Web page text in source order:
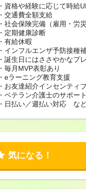
・資格や経験に応じて時給
・交通費全額支給
・社会保険完備（雇用・労
・定期健康診断
・有給休暇
・インフルエンザ予防接種
・誕生日にはささやかなプ
・毎月MVP表彰あり
・eラーニング教育支援
・お友達紹介インセンティ
・ベテラン介護士のサポー
・日払い／週払い対応 な
気になる！